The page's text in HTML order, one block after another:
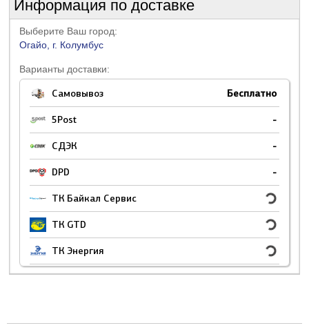
Информация по доставке
Выберите Ваш город:
Огайо, г. Колумбус
Варианты доставки:
Самовывоз Бесплатно
5Post -
СДЭК -
DPD -
ТК Байкал Сервис
ТК GTD
ТК Энергия